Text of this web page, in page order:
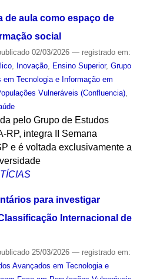
de aula como espaço de
social
02/03/2026 — registrado em:
, Inovação, Ensino Superior, Grupo
Tecnologia e Informação em
Vulneráveis (Confluencia),
pelo Grupo de Estudos
RP, integra II Semana
e é voltada exclusivamente a
para investigar
Internacional de
25/03/2026 — registrado em:
Avançados em Tecnologia e